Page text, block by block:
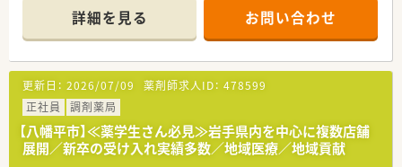
また、女性にとっても長く勤務しやすいよう、育児休暇の取得は
もちろんのこと、短時間勤務を制度として取り入れており
子育て・介護の必要な年代の方でも仕事を続けることのできる環
境です。
詳細を見る お問い合わせ
更新日： 2026/07/09 薬剤師求人ID： 478599
正社員
調剤薬局
【八幡平市】≪薬学生さん必見≫岩手県内を中心に複数店舗
展開／新卒の受け入れ実績多数／地域医療／地域貢献